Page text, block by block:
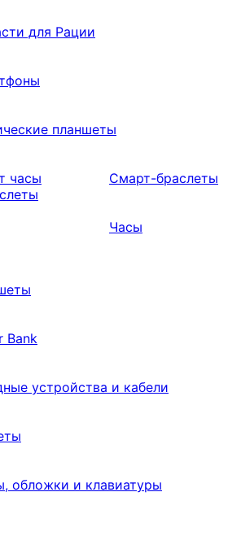
для Рации
планшеты
часы
Смарт-браслеты
Часы
Bank
устройства и кабели
обложки и клавиатуры